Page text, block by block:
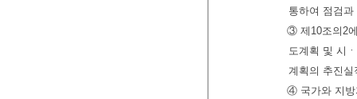
통하여 점검
③ 제10조의2
도계획 및 시
계획의 추진
④ 국가와 지방